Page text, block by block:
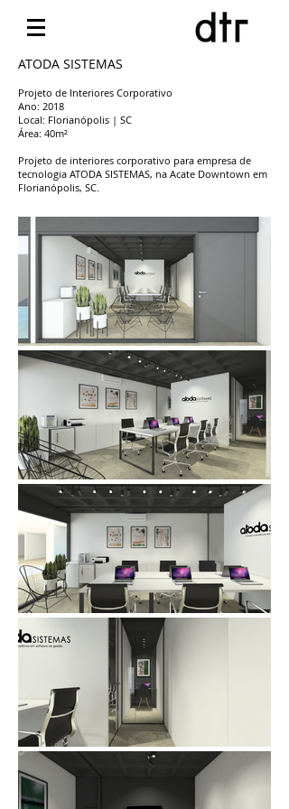
ATODA SISTEMAS
Projeto de Interiores Corporativo
Ano: 2018
Local: Florianópolis | SC
Área: 40m²
Projeto de interiores corporativo para empresa de
tecnologia ATODA SISTEMAS, na Acate Downtown em
Florianópolis, SC.